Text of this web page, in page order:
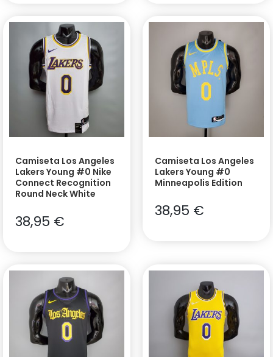
Camiseta Los Angeles
Lakers Young #0 Nike
Connect Recognition
Round Neck White
38,95 €
Camiseta Los Angeles
Lakers Young #0
Minneapolis Edition
38,95 €